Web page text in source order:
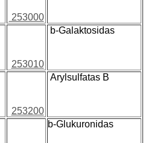
253000
253010
b-Galaktosidas
253200
Arylsulfatas B
b-Glukuronidas